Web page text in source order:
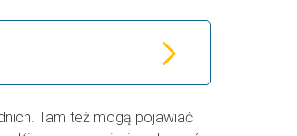
Tam też mogą pojawiać